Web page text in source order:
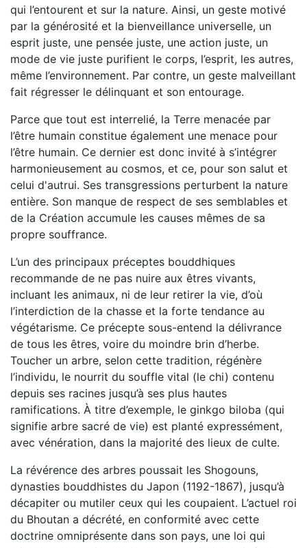
qui l’entourent et sur la nature. Ainsi, un geste motivé
par la générosité et la bienveillance universelle, un
esprit juste, une pensée juste, une action juste, un
mode de vie juste purifient le corps, l’esprit, les autres,
même l’environnement. Par contre, un geste malveillant
fait régresser le délinquant et son entourage.
Parce que tout est interrelié, la Terre menacée par
l’être humain constitue également une menace pour
l’être humain. Ce dernier est donc invité à s’intégrer
harmonieusement au cosmos, et ce, pour son salut et
celui d'autrui. Ses transgressions perturbent la nature
entière. Son manque de respect de ses semblables et
de la Création accumule les causes mêmes de sa
propre souffrance.
L’un des principaux préceptes bouddhiques
recommande de ne pas nuire aux êtres vivants,
incluant les animaux, ni de leur retirer la vie, d’où
l’interdiction de la chasse et la forte tendance au
végétarisme. Ce précepte sous-entend la délivrance
de tous les êtres, voire du moindre brin d’herbe.
Toucher un arbre, selon cette tradition, régénère
l’individu, le nourrit du souffle vital (le chi) contenu
depuis ses racines jusqu’à ses plus hautes
ramifications. À titre d’exemple, le ginkgo biloba (qui
signifie arbre sacré de vie) est planté expressément,
avec vénération, dans la majorité des lieux de culte.
La révérence des arbres poussait les Shogouns,
dynasties bouddhistes du Japon (1192-1867), jusqu’à
décapiter ou mutiler ceux qui les coupaient. L’actuel roi
du Bhoutan a décrété, en conformité avec cette
doctrine omniprésente dans son pays, une loi qui